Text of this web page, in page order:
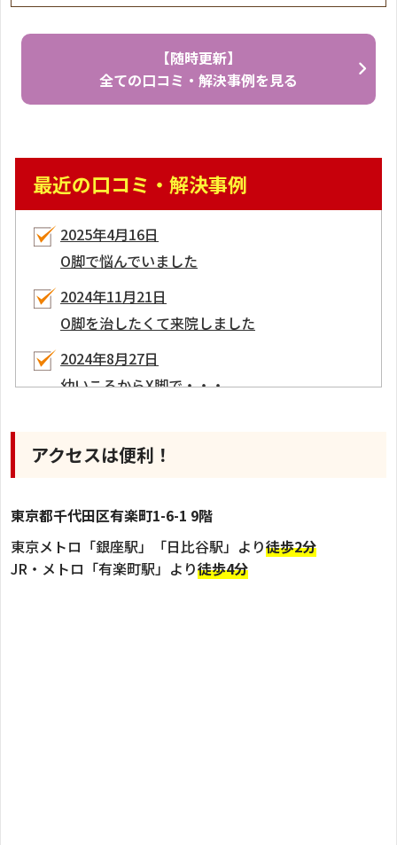
【随時更新】
全ての口コミ・解決事例を見る
最近の口コミ・解決事例
2025年4月16日
O脚で悩んでいました
2024年11月21日
O脚を治したくて来院しました
2024年8月27日
幼いころからX脚で・・・
幼いころからO脚に悩まされていました
O脚がコンプレックスでした
2023年6月18日
少しずつX脚が良くなっていっている実感があ
アクセスは便利！
東京都千代田区有楽町1-6-1 9階
東京メトロ「銀座駅」「日比谷駅」より徒歩2分
JR・メトロ「有楽町駅」より徒歩4分